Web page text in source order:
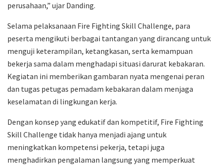
perusahaan,” ujar Danding.
Selama pelaksanaan Fire Fighting Skill Challenge, para
peserta mengikuti berbagai tantangan yang dirancang untuk
menguji keterampilan, ketangkasan, serta kemampuan
bekerja sama dalam menghadapi situasi darurat kebakaran.
Kegiatan ini memberikan gambaran nyata mengenai peran
dan tugas petugas pemadam kebakaran dalam menjaga
keselamatan di lingkungan kerja.
Dengan konsep yang edukatif dan kompetitif, Fire Fighting
Skill Challenge tidak hanya menjadi ajang untuk
meningkatkan kompetensi pekerja, tetapi juga
menghadirkan pengalaman langsung yang memperkuat